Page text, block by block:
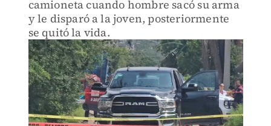
camioneta cuando hombre sacó su arma
y le disparó a la joven, posteriormente
se quitó la vida.